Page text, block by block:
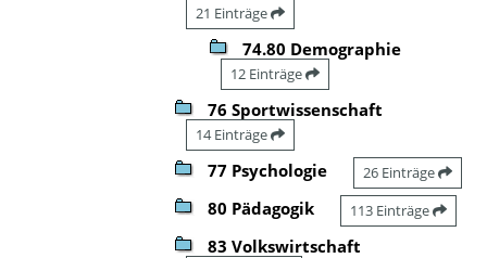
21 Einträge
74.80 Demographie
12 Einträge
76 Sportwissenschaft
14 Einträge
77 Psychologie 26 Einträge
80 Pädagogik 113 Einträge
83 Volkswirtschaft